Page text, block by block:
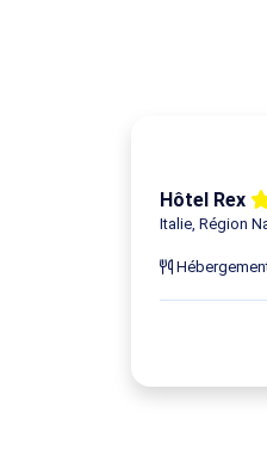
Hôtel Rex
Italie, Région